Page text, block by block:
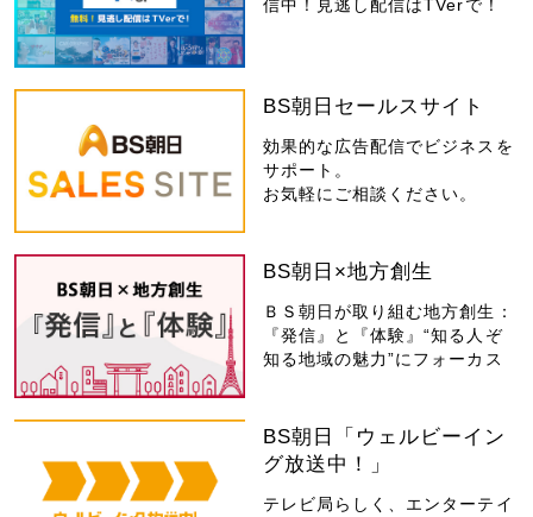
信中！見逃し配信はTVerで！
BS朝日セールスサイト
効果的な広告配信でビジネスを
サポート。
お気軽にご相談ください。
BS朝日×地方創生
ＢＳ朝日が取り組む地方創生：
『発信』と『体験』“知る人ぞ
知る地域の魅力”にフォーカス
BS朝日「ウェルビーイン
グ放送中！」
テレビ局らしく、エンターテイ